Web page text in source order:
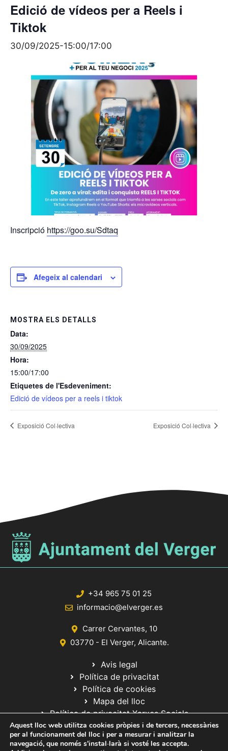
Edició de vídeos per a Reels i
Tiktok
30/09/2025-15:00/17:00
Inscripció https://goo.su/Sdtaq
Afegeix al calendari
MOSTRA ELS DETALLS
Data:
30/09/2025
Hora:
15:00/17:00
Etiquetes de l'Esdeveniment:
Edició de vídeos per a reels i tiktok
Exposició Col·lectiva Exposició Col·lectiva
+34 965 75 01 25
informacio@elverger.es
Carrer Cervantes, 10
03770 - El Verger, Alicante.
Avis legal
Política de privacitat
Política de cookies
Mapa del lloc
Política de privacitat Xarxes Socials
Aquest lloc web utilitza cookies pròpies i de tercers, necessàries
per al funcionament del lloc i per a mesurar i analitzar la
navegació, que només s'instal·larà si vosté les accepta.